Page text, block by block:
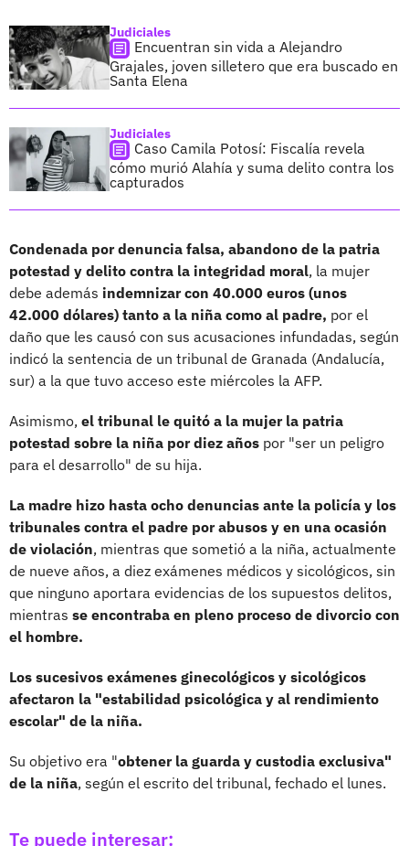
Judiciales
Encuentran sin vida a Alejandro
Grajales, joven silletero que era buscado en
Santa Elena
Judiciales
Caso Camila Potosí: Fiscalía revela
cómo murió Alahía y suma delito contra los
capturados
Condenada por denuncia falsa, abandono de la patria
potestad y delito contra la integridad moral, la mujer
debe además indemnizar con 40.000 euros (unos
42.000 dólares) tanto a la niña como al padre, por el
daño que les causó con sus acusaciones infundadas, según
indicó la sentencia de un tribunal de Granada (Andalucía,
sur) a la que tuvo acceso este miércoles la AFP.
Asimismo, el tribunal le quitó a la mujer la patria
potestad sobre la niña por diez años por "ser un peligro
para el desarrollo" de su hija.
La madre hizo hasta ocho denuncias ante la policía y los
tribunales contra el padre por abusos y en una ocasión
de violación, mientras que sometió a la niña, actualmente
de nueve años, a diez exámenes médicos y sicológicos, sin
que ninguno aportara evidencias de los supuestos delitos,
mientras se encontraba en pleno proceso de divorcio con
el hombre.
Los sucesivos exámenes ginecológicos y sicológicos
afectaron la "estabilidad psicológica y al rendimiento
escolar" de la niña.
Su objetivo era "obtener la guarda y custodia exclusiva"
de la niña, según el escrito del tribunal, fechado el lunes.
Te puede interesar: